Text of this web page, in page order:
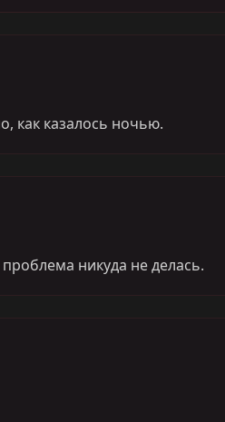
как казалось ночью.
никуда не делась.